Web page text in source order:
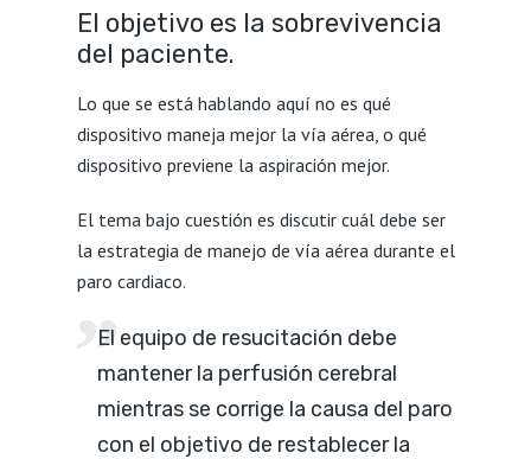
El objetivo es la sobrevivencia
del paciente.
Lo que se está hablando aquí no es qué
dispositivo maneja mejor la vía aérea, o qué
dispositivo previene la aspiración mejor.
El tema bajo cuestión es discutir cuál debe ser
la estrategia de manejo de vía aérea durante el
paro cardiaco.
El equipo de resucitación debe
mantener la perfusión cerebral
mientras se corrige la causa del paro
con el objetivo de restablecer la